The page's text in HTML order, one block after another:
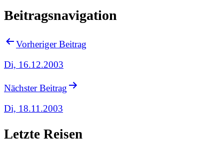
Beitragsnavigation
Vorheriger Beitrag
Di, 16.12.2003
Nächster Beitrag
Di, 18.11.2003
Letzte Reisen